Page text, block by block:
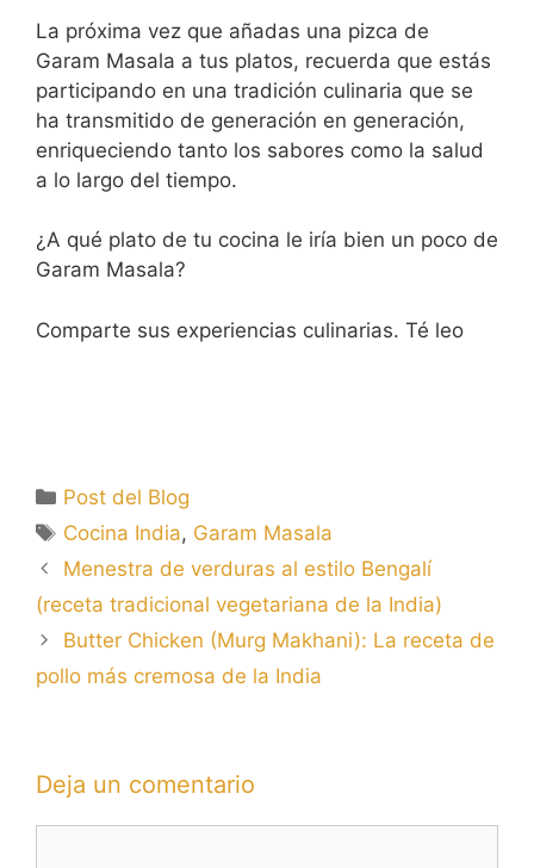
La próxima vez que añadas una pizca de
Garam Masala a tus platos, recuerda que estás
participando en una tradición culinaria que se
ha transmitido de generación en generación,
enriqueciendo tanto los sabores como la salud
a lo largo del tiempo.
¿A qué plato de tu cocina le iría bien un poco de
Garam Masala?
Comparte sus experiencias culinarias. Té leo
Categorías
Post del Blog
Etiquetas
Cocina India, Garam Masala
Menestra de verduras al estilo Bengalí
(receta tradicional vegetariana de la India)
Butter Chicken (Murg Makhani): La receta de
pollo más cremosa de la India
Deja un comentario